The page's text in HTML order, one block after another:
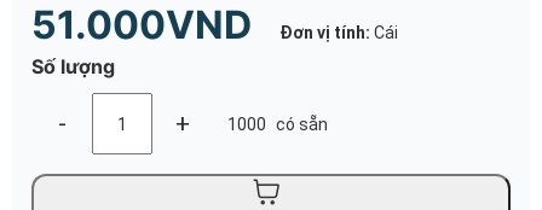
51.000VND Đơn vị tính: Cái
Số lượng
- + 1000 có sẵn